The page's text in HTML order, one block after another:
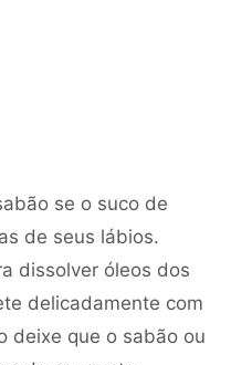
se o suco de
de seus lábios.
dissolver óleos dos
delicadamente com
deixe que o sabão ou